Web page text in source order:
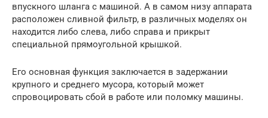
впускного шланга с машиной. А в самом низу аппарата
расположен сливной фильтр, в различных моделях он
находится либо слева, либо справа и прикрыт
специальной прямоугольной крышкой.
Его основная функция заключается в задержании
крупного и среднего мусора, который может
спровоцировать сбой в работе или поломку машины.